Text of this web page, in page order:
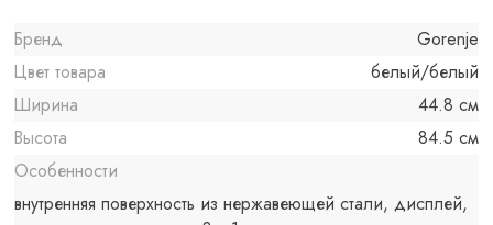
Бренд
Gorenje
Цвет товара
белый/белый
Ширина
44.8 см
Высота
84.5 см
Особенности
внутренняя поверхность из нержавеющей стали, дисплей,